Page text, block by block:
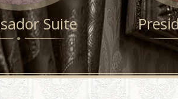
Suite